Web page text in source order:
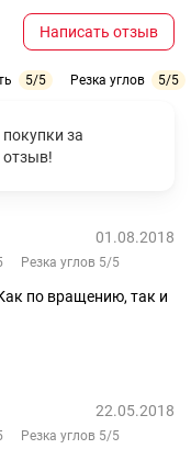
5/5 Резка углов 5/5
Написать отзыв
покупки за
отзыв!
01.08.2018
Резка углов 5/5
по вращению, так и
22.05.2018
Резка углов 5/5